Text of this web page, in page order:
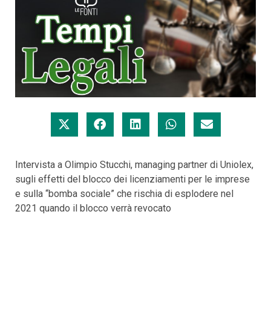
Intervista a Olimpio Stucchi, managing partner di Uniolex,
sugli effetti del blocco dei licenziamenti per le imprese
e sulla “bomba sociale” che rischia di esplodere nel
2021 quando il blocco verrà revocato